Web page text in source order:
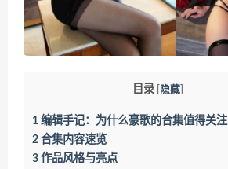
目录 隐藏
1 编辑手记：为什么豪歌的合集值得关注
2 合集内容速览
3 作品风格与亮点